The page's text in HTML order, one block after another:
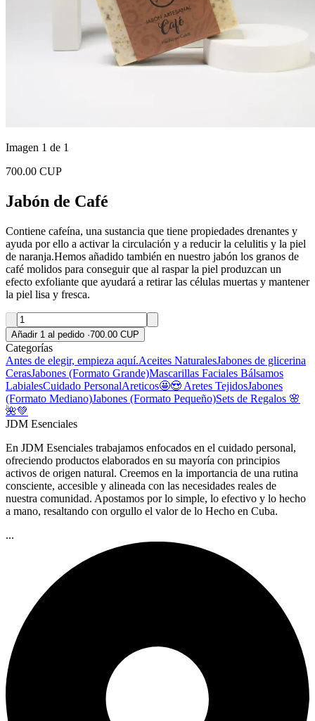
Imagen 1 de 1
700.00 CUP
Jabón de Café
Contiene cafeína, una sustancia que tiene propiedades drenantes y
ayuda por ello a activar la circulación y a reducir la celulitis y la piel
de naranja.Hemos añadido también en nuestro jabón los granos de
café molidos para conseguir que al raspar la piel produzcan un
efecto exfoliante que ayudará a retirar las células muertas y mantener
la piel lisa y fresca.
Añadir 1 al pedido ·700.00 CUP
Categorías
Antes de elegir, empieza aquí.Aceites NaturalesJabones de glicerina
CerasJabones (Formato Grande)Mascarillas Faciales Bálsamos
LabialesCuidado PersonalAreticos🤩😍 Aretes TejidosJabones
(Formato Mediano)Jabones (Formato Pequeño)Sets de Regalos 🌸
🌺💚
JDM Esenciales
En JDM Esenciales trabajamos enfocados en el cuidado personal,
ofreciendo productos elaborados en su mayoría con principios
activos de origen natural. Creemos en la importancia de una rutina
consciente, accesible y alineada con las necesidades reales de
nuestra comunidad. Apostamos por lo simple, lo efectivo y lo hecho
a mano, resaltando con orgullo el valor de lo Hecho en Cuba.
...